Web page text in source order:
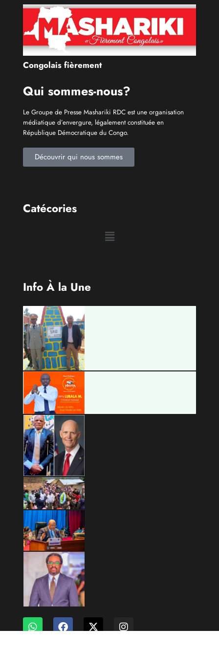
Congolais fièrement
Qui sommes-nous?
Le Groupe de Presse Mashariki RDC est une organisation
médiatique d’envergure, légalement constituée en
République Démocratique du Congo.
Découvrir qui nous sommes
Catécories
Info À la Une